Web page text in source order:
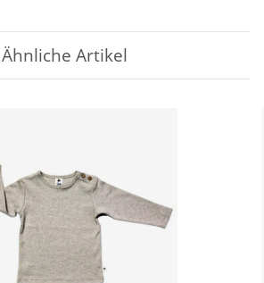
Ähnliche Artikel